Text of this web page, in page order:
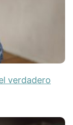
verdadero